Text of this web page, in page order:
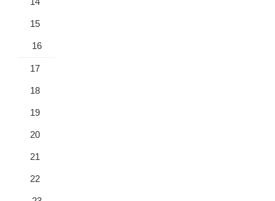
15
16
17
18
19
20
21
22